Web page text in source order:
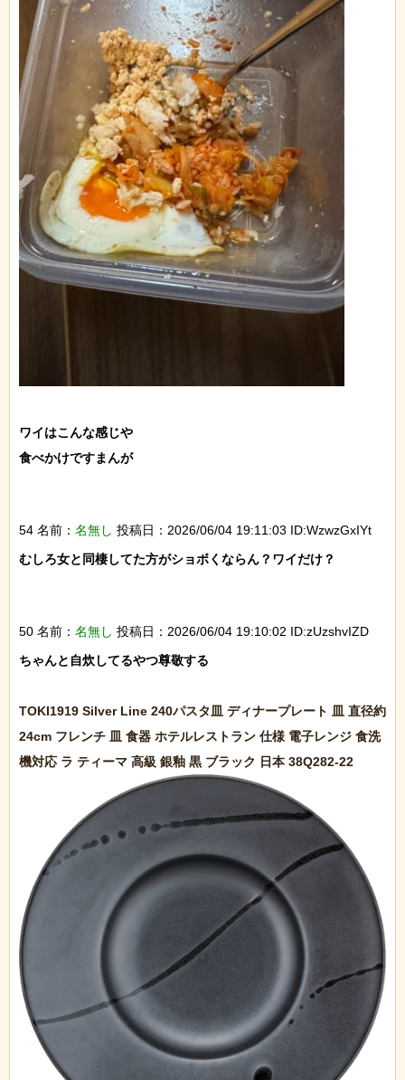
ワイはこんな感じや
食べかけですまんが
54 名前： 名無し 投稿日：2026/06/04 19:11:03 ID:WzwzGxIYt
むしろ女と同棲してた方がショボくならん？ワイだけ？
50 名前： 名無し 投稿日：2026/06/04 19:10:02 ID:zUzshvIZD
ちゃんと自炊してるやつ尊敬する
TOKI1919 Silver Line 240パスタ皿 ディナープレート 皿 直径約
24cm フレンチ 皿 食器 ホテルレストラン 仕様 電子レンジ 食洗